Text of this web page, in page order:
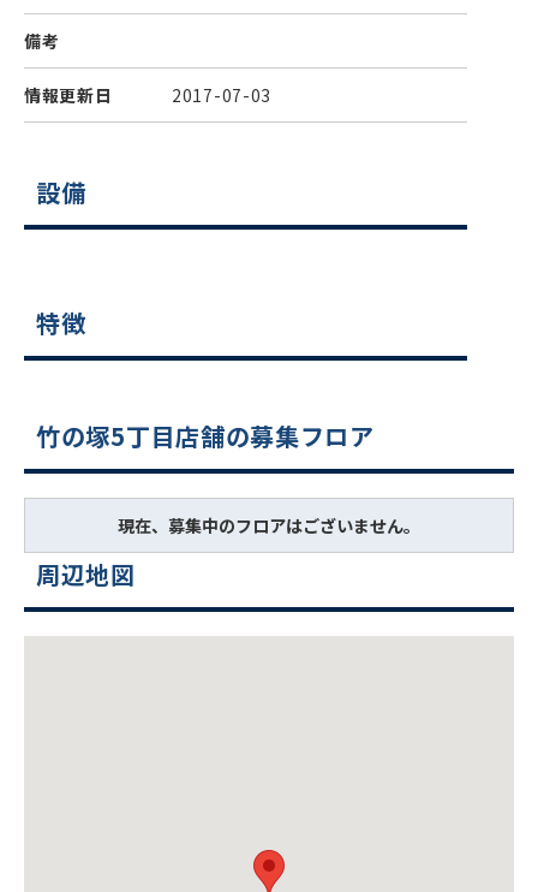
備考
情報更新日 2017-07-03
設備
特徴
竹の塚5丁目店舗の募集フロア
現在、募集中のフロアはございません。
周辺地図